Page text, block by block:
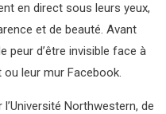
en direct sous leurs yeux,
et de beauté. Avant
peur d’être invisible face à
leur mur Facebook.
Northwestern, de